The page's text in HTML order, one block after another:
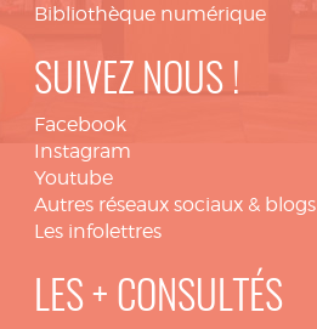
Bibliothèque numérique
SUIVEZ NOUS !
Facebook
Instagram
Youtube
Autres réseaux sociaux & blogs
Les infolettres
LES + CONSULTÉS